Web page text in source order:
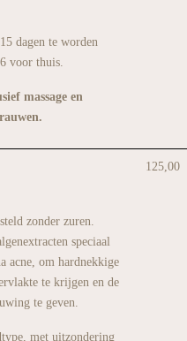
dagen te worden
voor thuis.
massage en
zonder zuren.
speciaal
acne, om hardnekkige
te krijgen en de
te geven.
met uitzondering
125,00